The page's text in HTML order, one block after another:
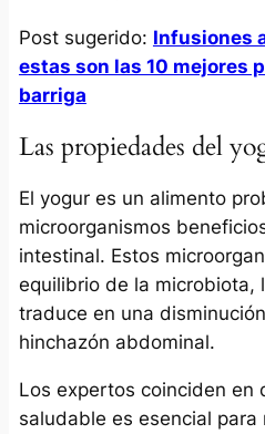
Post sugerido: Infusiones
estas son las 10 mejores
barriga
Las propiedades del
El yogur es un alimento
microorganismos
intestinal. Estos
equilibrio de la microbiota,
traduce en una
hinchazón abdominal.
Los expertos coinciden en
saludable es esencial